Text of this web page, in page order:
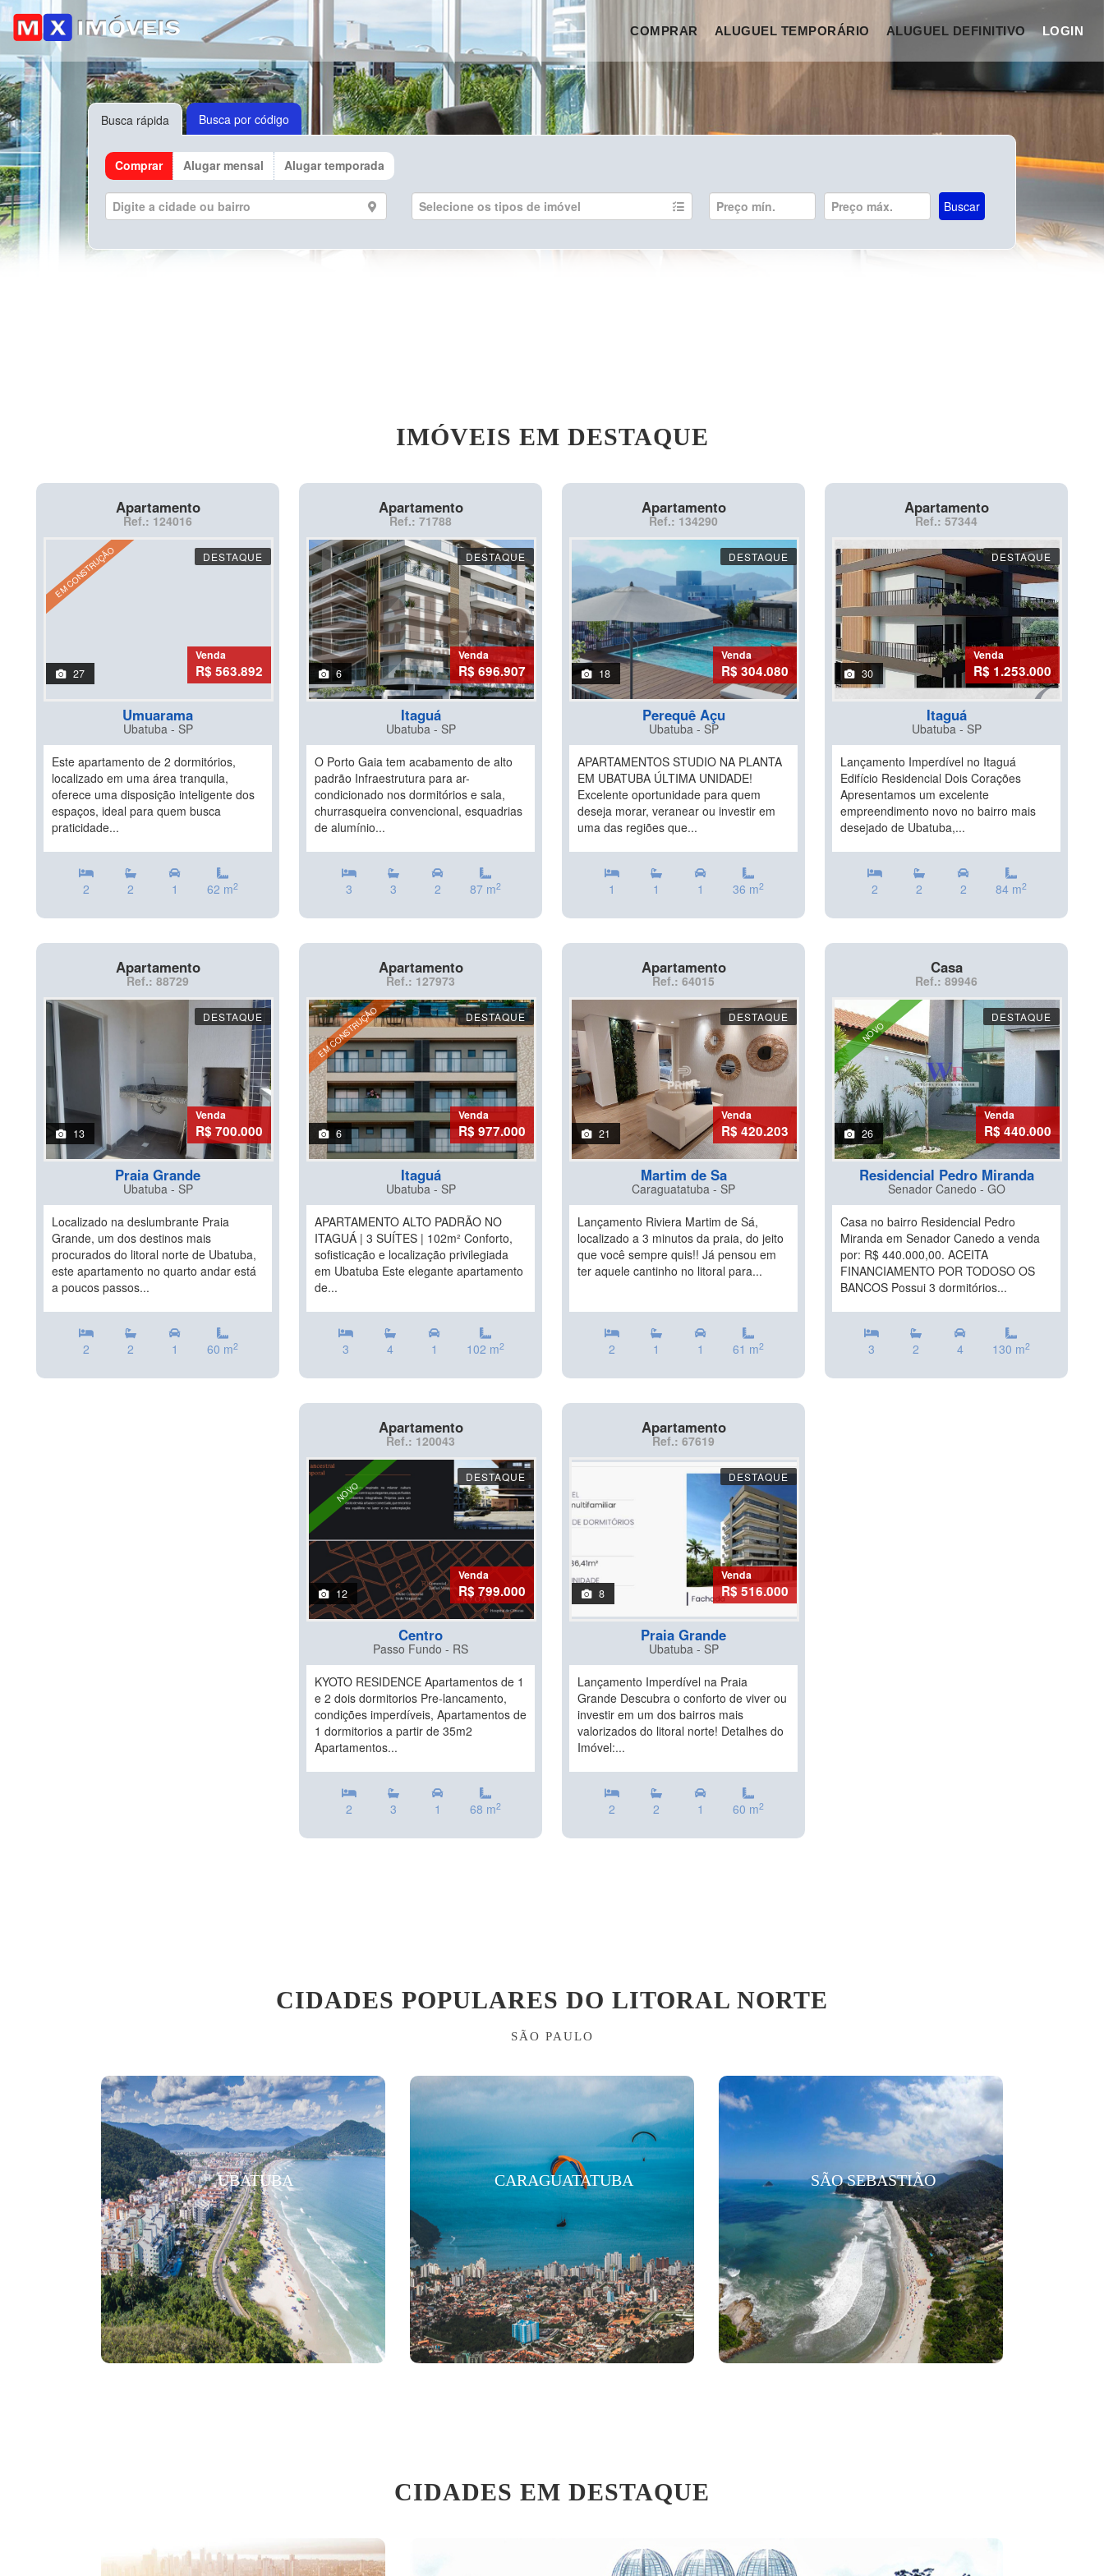
COMPRAR ALUGUEL TEMPORÁRIO ALUGUEL DEFINITIVO LOGIN
Busca rápida Busca por código
Comprar Alugar mensal Alugar temporada
IMÓVEIS EM DESTAQUE
Apartamento
Ref.: 124016
EM CONSTRUÇÃO DESTAQUE
27
Venda
R$ 563.892
Umuarama
Ubatuba - SP
Este apartamento de 2 dormitórios,
localizado em uma área tranquila,
oferece uma disposição inteligente dos
espaços, ideal para quem busca
praticidade...
2 2 1 62 m2
Apartamento
Ref.: 71788
DESTAQUE
6
Venda
R$ 696.907
Itaguá
Ubatuba - SP
O Porto Gaia tem acabamento de alto
padrão Infraestrutura para ar-
condicionado nos dormitórios e sala,
churrasqueira convencional, esquadrias
de alumínio...
3 3 2 87 m2
Apartamento
Ref.: 134290
DESTAQUE
18
Venda
R$ 304.080
Perequê Açu
Ubatuba - SP
APARTAMENTOS STUDIO NA PLANTA
EM UBATUBA ÚLTIMA UNIDADE!
Excelente oportunidade para quem
deseja morar, veranear ou investir em
uma das regiões que...
1 1 1 36 m2
Apartamento
Ref.: 57344
DESTAQUE
30
Venda
R$ 1.253.000
Itaguá
Ubatuba - SP
Lançamento Imperdível no Itaguá
Edifício Residencial Dois Corações
Apresentamos um excelente
empreendimento novo no bairro mais
desejado de Ubatuba,...
2 2 2 84 m2
Apartamento
Ref.: 88729
DESTAQUE
13
Venda
R$ 700.000
Praia Grande
Ubatuba - SP
Localizado na deslumbrante Praia
Grande, um dos destinos mais
procurados do litoral norte de Ubatuba,
este apartamento no quarto andar está
a poucos passos...
2 2 1 60 m2
Apartamento
Ref.: 127973
EM CONSTRUÇÃO DESTAQUE
6
Venda
R$ 977.000
Itaguá
Ubatuba - SP
APARTAMENTO ALTO PADRÃO NO
ITAGUÁ | 3 SUÍTES | 102m² Conforto,
sofisticação e localização privilegiada
em Ubatuba Este elegante apartamento
de...
3 4 1 102 m2
Apartamento
Ref.: 64015
DESTAQUE
21
Venda
R$ 420.203
Martim de Sa
Caraguatatuba - SP
Lançamento Riviera Martim de Sá,
localizado a 3 minutos da praia, do jeito
que você sempre quis!! Já pensou em
ter aquele cantinho no litoral para...
2 1 1 61 m2
Casa
Ref.: 89946
NOVO
DESTAQUE
26
Venda
R$ 440.000
Residencial Pedro Miranda
Senador Canedo - GO
Casa no bairro Residencial Pedro
Miranda em Senador Canedo a venda
por: R$ 440.000,00. ACEITA
FINANCIAMENTO POR TODOSO OS
BANCOS Possui 3 dormitórios...
3 2 4 130 m2
Apartamento
Ref.: 120043
NOVO
DESTAQUE
12
Venda
R$ 799.000
Centro
Passo Fundo - RS
KYOTO RESIDENCE Apartamentos de 1
e 2 dois dormitorios Pre-lancamento,
condições imperdíveis, Apartamentos de
1 dormitorios a partir de 35m2
Apartamentos...
2 3 1 68 m2
Apartamento
Ref.: 67619
DESTAQUE
8
Venda
R$ 516.000
Praia Grande
Ubatuba - SP
Lançamento Imperdível na Praia
Grande Descubra o conforto de viver ou
investir em um dos bairros mais
valorizados do litoral norte! Detalhes do
Imóvel:...
2 2 1 60 m2
CIDADES POPULARES DO LITORAL NORTE
SÃO PAULO
UBATUBA CARAGUATATUBA SÃO SEBASTIÃO
CIDADES EM DESTAQUE